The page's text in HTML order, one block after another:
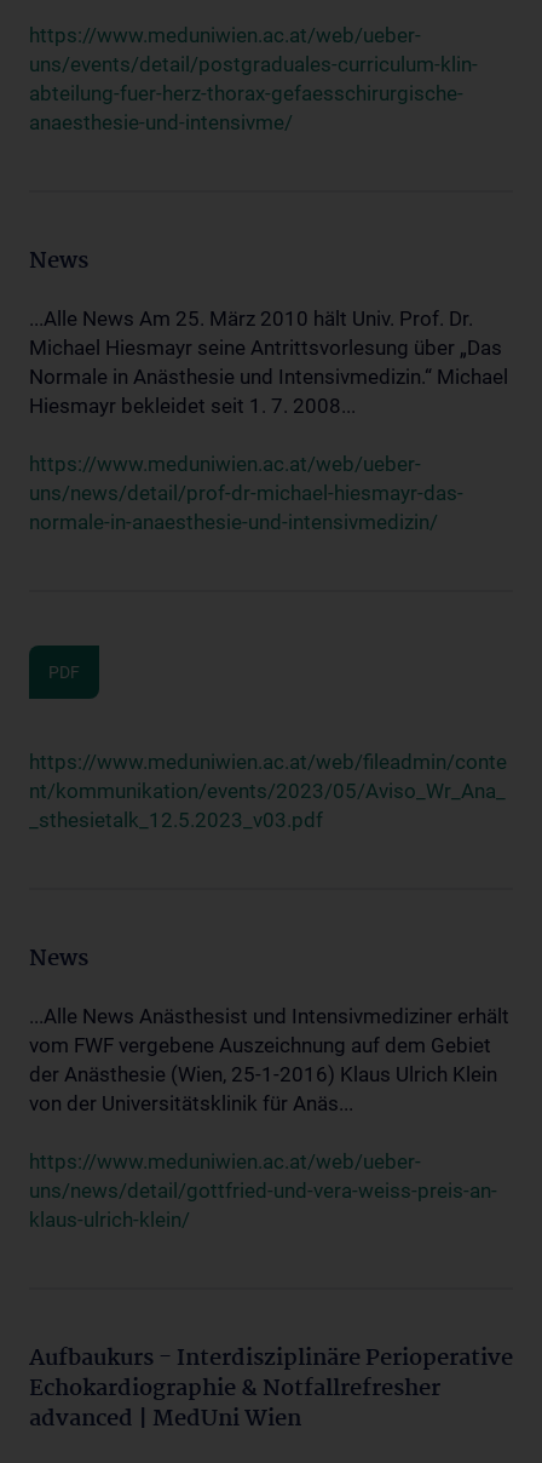
https://www.meduniwien.ac.at/web/ueber-
uns/events/detail/postgraduales-curriculum-klin-
abteilung-fuer-herz-thorax-gefaesschirurgische-
anaesthesie-und-intensivme/
News
...Alle News Am 25. März 2010 hält Univ. Prof. Dr.
Michael Hiesmayr seine Antrittsvorlesung über „Das
Normale in Anästhesie und Intensivmedizin.“ Michael
Hiesmayr bekleidet seit 1. 7. 2008...
https://www.meduniwien.ac.at/web/ueber-
uns/news/detail/prof-dr-michael-hiesmayr-das-
normale-in-anaesthesie-und-intensivmedizin/
PDF
https://www.meduniwien.ac.at/web/fileadmin/conte
nt/kommunikation/events/2023/05/Aviso_Wr_Ana_
_sthesietalk_12.5.2023_v03.pdf
News
...Alle News Anästhesist und Intensivmediziner erhält
vom FWF vergebene Auszeichnung auf dem Gebiet
der Anästhesie (Wien, 25-1-2016) Klaus Ulrich Klein
von der Universitätsklinik für Anäs...
https://www.meduniwien.ac.at/web/ueber-
uns/news/detail/gottfried-und-vera-weiss-preis-an-
klaus-ulrich-klein/
Aufbaukurs - Interdisziplinäre Perioperative
Echokardiographie & Notfallrefresher
advanced | MedUni Wien